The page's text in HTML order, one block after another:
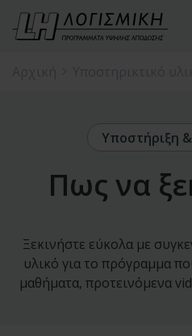
Υποστήριξη
Πως να
Ξεκινήστε εύκολα με
υλικό για το πρόγραμμα
μαθήματα, προτεινόμενα